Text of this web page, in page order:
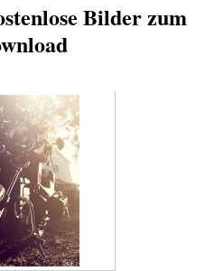
Bilder zum